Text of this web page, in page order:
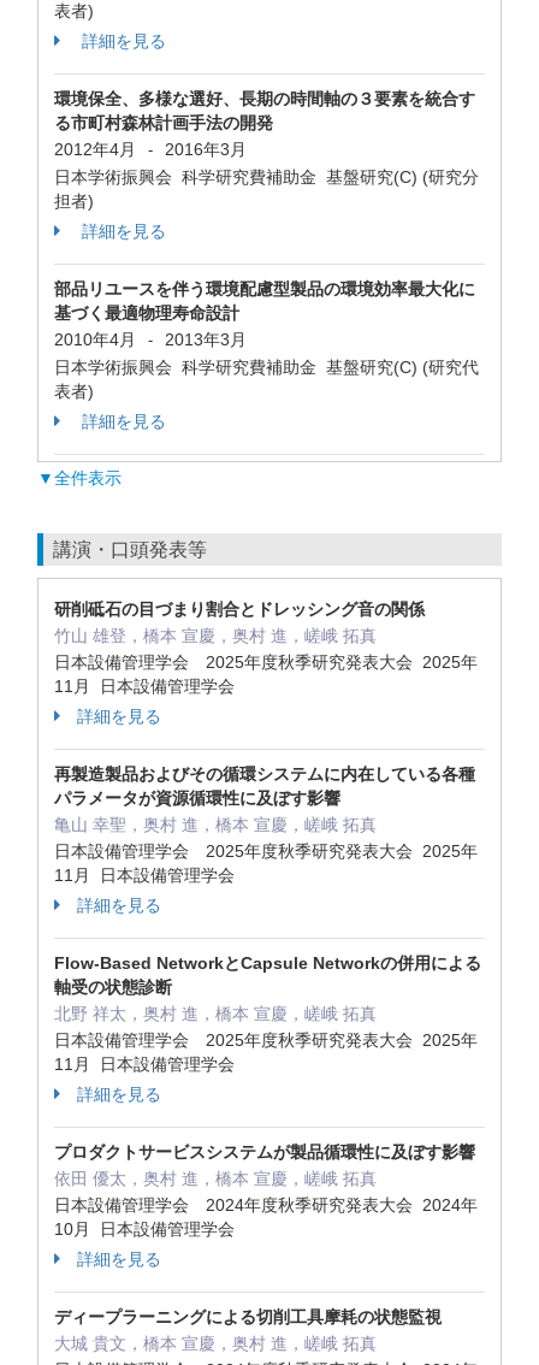
表者)
詳細を見る
環境保全、多様な選好、長期の時間軸の３要素を統合す
る市町村森林計画手法の開発
2012年4月
-
2016年3月
日本学術振興会 科学研究費補助金 基盤研究(C) (研究分
担者)
詳細を見る
部品リユースを伴う環境配慮型製品の環境効率最大化に
基づく最適物理寿命設計
2010年4月
-
2013年3月
日本学術振興会 科学研究費補助金 基盤研究(C) (研究代
表者)
詳細を見る
▼全件表示
講演・口頭発表等
研削砥石の目づまり割合とドレッシング音の関係
竹山 雄登，橋本 宣慶，奥村 進，嵯峨 拓真
日本設備管理学会 2025年度秋季研究発表大会 2025年
11月 日本設備管理学会
詳細を見る
再製造製品およびその循環システムに内在している各種
パラメータが資源循環性に及ぼす影響
亀山 幸聖，奥村 進，橋本 宣慶，嵯峨 拓真
日本設備管理学会 2025年度秋季研究発表大会 2025年
11月 日本設備管理学会
詳細を見る
Flow-Based NetworkとCapsule Networkの併用による
軸受の状態診断
北野 祥太，奥村 進，橋本 宣慶，嵯峨 拓真
日本設備管理学会 2025年度秋季研究発表大会 2025年
11月 日本設備管理学会
詳細を見る
プロダクトサービスシステムが製品循環性に及ぼす影響
依田 優太，奥村 進，橋本 宣慶，嵯峨 拓真
日本設備管理学会 2024年度秋季研究発表大会 2024年
10月 日本設備管理学会
詳細を見る
ディープラーニングによる切削工具摩耗の状態監視
大城 貴文，橋本 宣慶，奥村 進，嵯峨 拓真